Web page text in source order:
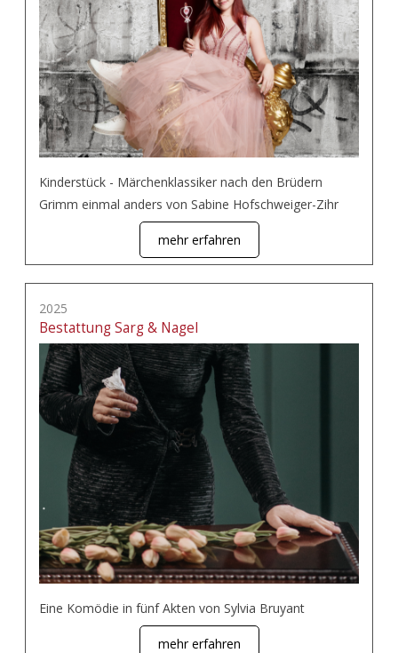
Kinderstück - Märchenklassiker nach den Brüdern
Grimm einmal anders von Sabine Hofschweiger-Zihr
mehr erfahren
2025
Bestattung Sarg & Nagel
Eine Komödie in fünf Akten von Sylvia Bruyant
mehr erfahren